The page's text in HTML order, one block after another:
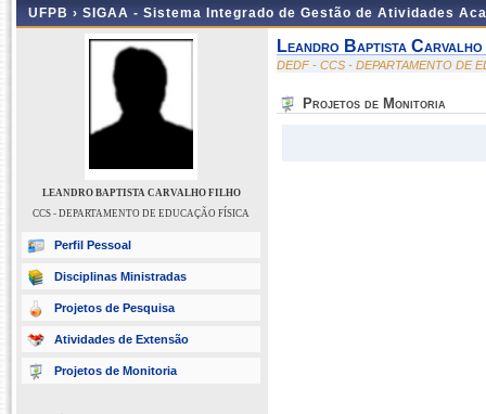
UFPB › SIGAA - Sistema Integrado de Gestão de Atividades
LEANDRO BAPTISTA CARVALHO FILHO
CCS - DEPARTAMENTO DE EDUCAÇÃO FÍSICA
Perfil Pessoal
Disciplinas Ministradas
Projetos de Pesquisa
Atividades de Extensão
Projetos de Monitoria
Leandro Baptista
DEDF - CCS - DEPARTAMENTO DE
Projetos de Monitoria